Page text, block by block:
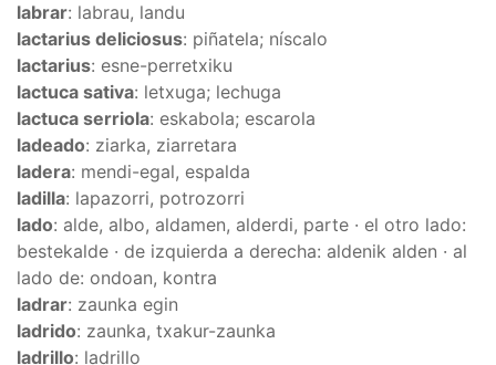
labrar: labrau, landu
lactarius deliciosus: piñatela; níscalo
lactarius: esne-perretxiku
lactuca sativa: letxuga; lechuga
lactuca serriola: eskabola; escarola
ladeado: ziarka, ziarretara
ladera: mendi-egal, espalda
ladilla: lapazorri, potrozorri
lado: alde, albo, aldamen, alderdi, parte · el otro lado:
bestekalde · de izquierda a derecha: aldenik alden · al
lado de: ondoan, kontra
ladrar: zaunka egin
ladrido: zaunka, txakur-zaunka
ladrillo: ladrillo